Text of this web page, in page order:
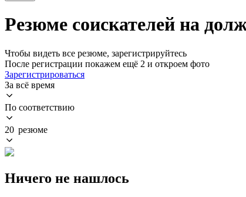
Резюме соискателей на
Чтобы видеть все резюме, зарегистрируйтесь
После регистрации покажем ещё 2 и откроем фото
Зарегистрироваться
За всё время
По соответствию
20 резюме
Ничего не нашлось